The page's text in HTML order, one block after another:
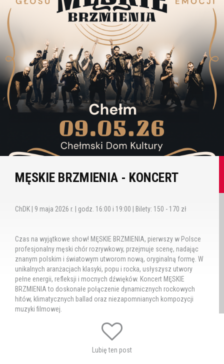
MĘSKIE BRZMIENIA - KONCERT
ChDK | 9 maja 2026 r. | godz. 16:00 i 19:00 | Bilety: 150 - 170 zł
Czas na wyjątkowe show! MĘSKIE BRZMIENIA, pierwszy w Polsce
profesjonalny męski chór rozrywkowy, przejmuje scenę, nadając
znanym polskim i światowym utworom nową, oryginalną formę. W
unikalnych aranżacjach klasyki, popu i rocka, usłyszysz utwory
pełne energii, refleksji i mocnych dźwięków. Koncert MĘSKIE
BRZMIENIA to doskonałe połączenie dynamicznych rockowych
hitów, klimatycznych ballad oraz niezapomnianych kompozycji
muzyki filmowej.
MAŁA DAWKA WIELKICH EMOCJI
Przygotuj się na wieczór pełen różnorodnych brzmień, który
Lubię ten post